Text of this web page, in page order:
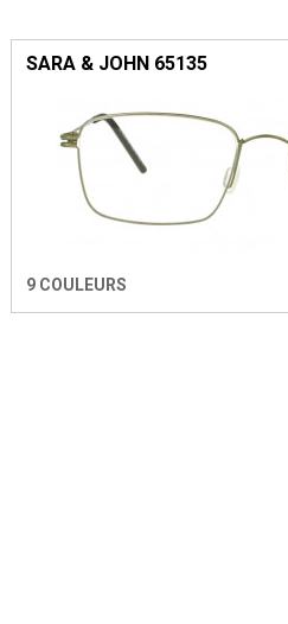
SARA & JOHN 65135
9 COULEURS